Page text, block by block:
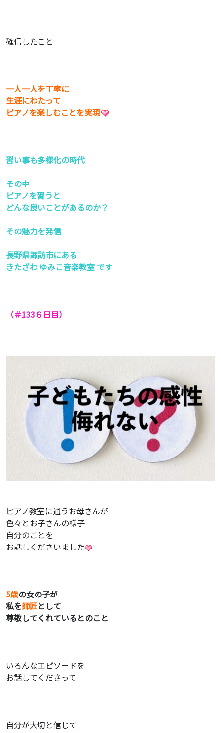
確信したこと
一人一人を丁寧に
生涯にわたって
ピアノを楽しむことを実現
習い事も多様化の時代
その中
ピアノを習うと
どんな良いことがあるのか？
その魅力を発信
長野県諏訪市にある
きたざわ ゆみこ音楽教室 です
（＃133６ 日目）
ピアノ教室に通うお母さんが
色々とお子さんの様子
自分のことを
お話しくださいました
5歳の女の子が
私を師匠として
尊敬してくれているとのこと
いろんなエピソードを
お話してくださって
自分が大切と信じて